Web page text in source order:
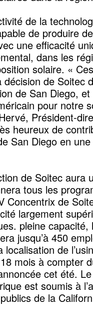
de la
de produire
une efficacité
dans les
solaire. «
de Soitec
de San Diego,
pour notre
Président-
heureux de
San Diego en
de Soitec aura
tous les
Concentrix de
largement
pleine
jusqu’à 450
de
mois à compter
cet été.
est soumis à
de la